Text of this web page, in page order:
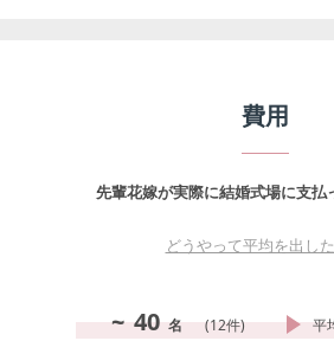
費用
先輩花嫁が実際に結婚式場に支払
どうやって平均を出し
~ 40 名 (12件) 平